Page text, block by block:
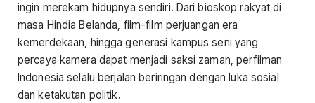
ingin merekam hidupnya sendiri. Dari bioskop rakyat di
masa Hindia Belanda, film-film perjuangan era
kemerdekaan, hingga generasi kampus seni yang
percaya kamera dapat menjadi saksi zaman, perfilman
Indonesia selalu berjalan beriringan dengan luka sosial
dan ketakutan politik.